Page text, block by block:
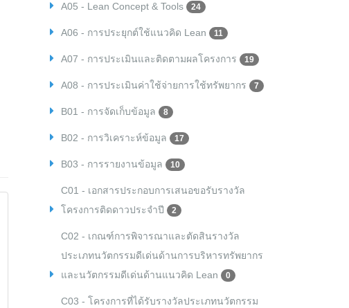
A05 - Lean Concept & Tools 24
A06 - การประยุกต์ใช้แนวคิด Lean 11
A07 - การประเมินและติดตามผลโครงการ 19
A08 - การประเมินค่าใช้จ่ายการใช้ทรัพยากร 7
B01 - การจัดเก็บข้อมูล 8
B02 - การวิเคราะห์ข้อมูล 17
B03 - การรายงานข้อมูล 10
C01 - เอกสารประกอบการเสนอขอรับรางวัล
โครงการติดดาวประจำปี
2
C02 - เกณฑ์การพิจารณาและตัดสินรางวัล
ประเภทนวัตกรรมดีเด่นด้านการบริหารทรัพยากร
และนวัตกรรมดีเด่นด้านแนวคิด Lean
0
C03 - โครงการที่ได้รับรางวัลประเภทนวัตกรรม